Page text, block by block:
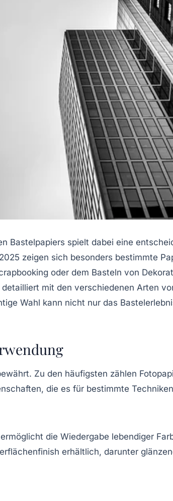
Bastelpapiers spielt dabei eine
zeigen sich besonders bestimmte
oder dem Basteln von
mit den verschiedenen Arten
Wahl kann nicht nur das
Zu den häufigsten zählen
die es für bestimmte
die Wiedergabe lebendiger
erhältlich, darunter